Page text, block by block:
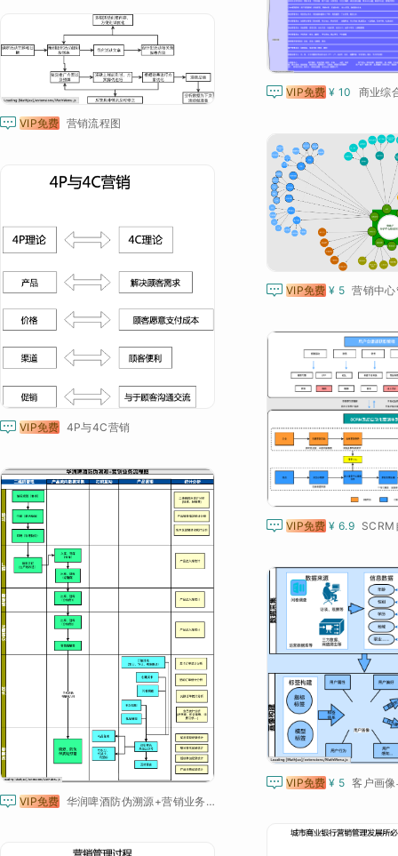
 VIP免费 ¥ 10 商业综
 VIP免费 营销流程图
 VIP免费 ¥ 5 营销中
 VIP免费 4P与4C营销
 VIP免费 ¥ 6.9 SCRM
 VIP免费 华润啤酒防伪溯源+营销业务流程图
 VIP免费 ¥ 5 客户画